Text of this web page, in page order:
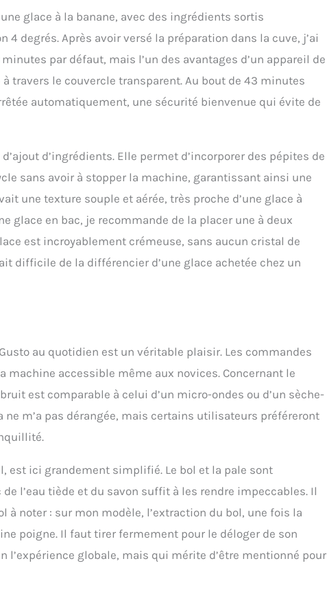
glace à la banane, avec des ingrédients sortis
degrés. Après avoir versé la préparation dans la cuve, j’ai
par défaut, mais l’un des avantages d’un appareil de
travers le couvercle transparent. Au bout de 43 minutes
automatiquement, une sécurité bienvenue qui évite de
d’ingrédients. Elle permet d’incorporer des pépites de
sans avoir à stopper la machine, garantissant ainsi une
une texture souple et aérée, très proche d’une glace à
glace en bac, je recommande de la placer une à deux
est incroyablement crémeuse, sans aucun cristal de
difficile de la différencier d’une glace achetée chez un
au quotidien est un véritable plaisir. Les commandes
accessible même aux novices. Concernant le
est comparable à celui d’un micro-ondes ou d’un sèche-
m’a pas dérangée, mais certains utilisateurs préféreront
est ici grandement simplifié. Le bol et la pale sont
l’eau tiède et du savon suffit à les rendre impeccables. Il
à noter : sur mon modèle, l’extraction du bol, une fois la
poigne. Il faut tirer fermement pour le déloger de son
l’expérience globale, mais qui mérite d’être mentionné pour